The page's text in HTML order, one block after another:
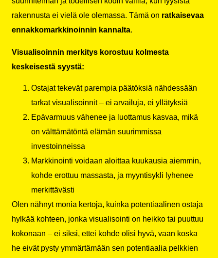
rakennusta ei vielä ole olemassa. Tämä on ratkaisevaa
ennakkomarkkinoinnin kannalta.
Visualisoinnin merkitys korostuu kolmesta
keskeisestä syystä:
Ostajat tekevät parempia päätöksiä nähdessään
tarkat visualisoinnit – ei arvailuja, ei yllätyksiä
Epävarmuus vähenee ja luottamus kasvaa, mikä
on välttämätöntä elämän suurimmissa
investoinneissa
Markkinointi voidaan aloittaa kuukausia aiemmin,
kohde erottuu massasta, ja myyntisykli lyhenee
merkittävästi
Olen nähnyt monia kertoja, kuinka potentiaalinen ostaja
hylkää kohteen, jonka visualisointi on heikko tai puuttuu
kokonaan – ei siksi, ettei kohde olisi hyvä, vaan koska
he eivät pysty ymmärtämään sen potentiaalia pelkkien